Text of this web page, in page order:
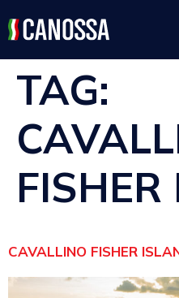
TAG:
CAVALLINO FISHER